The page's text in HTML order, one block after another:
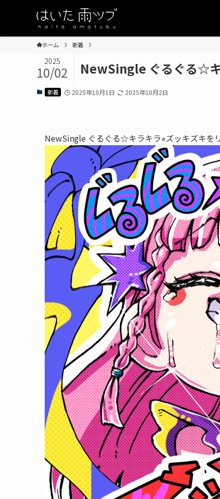
ホーム 新着
NewSingle ぐるぐる☆
2025
10/02
新着 2025年10月1日 2025年10月2日
NewSingle ぐるぐる☆キラキラ⭐︎ズッキズキを